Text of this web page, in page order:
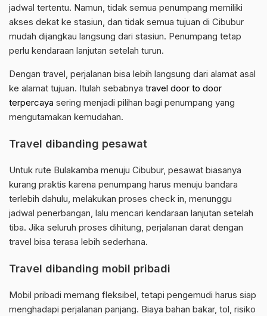
jadwal tertentu. Namun, tidak semua penumpang memiliki
akses dekat ke stasiun, dan tidak semua tujuan di Cibubur
mudah dijangkau langsung dari stasiun. Penumpang tetap
perlu kendaraan lanjutan setelah turun.
Dengan travel, perjalanan bisa lebih langsung dari alamat asal
ke alamat tujuan. Itulah sebabnya travel door to door
terpercaya sering menjadi pilihan bagi penumpang yang
mengutamakan kemudahan.
Travel dibanding pesawat
Untuk rute Bulakamba menuju Cibubur, pesawat biasanya
kurang praktis karena penumpang harus menuju bandara
terlebih dahulu, melakukan proses check in, menunggu
jadwal penerbangan, lalu mencari kendaraan lanjutan setelah
tiba. Jika seluruh proses dihitung, perjalanan darat dengan
travel bisa terasa lebih sederhana.
Travel dibanding mobil pribadi
Mobil pribadi memang fleksibel, tetapi pengemudi harus siap
menghadapi perjalanan panjang. Biaya bahan bakar, tol, risiko